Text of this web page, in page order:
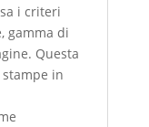
i criteri
gamma di
Questa
in